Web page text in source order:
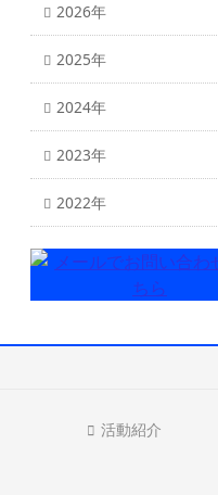
2026年
2025年
2024年
2023年
2022年
活動紹介